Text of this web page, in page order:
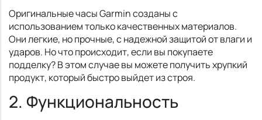
Оригинальные часы Garmin созданы с
использованием только качественных материалов.
Они легкие, но прочные, с надежной защитой от влаги и
ударов. Но что происходит, если вы покупаете
подделку? В этом случае вы можете получить хрупкий
продукт, который быстро выйдет из строя.
2. Функциональность